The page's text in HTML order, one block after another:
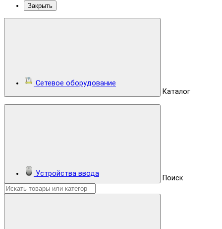
Закрыть
Каталог
Поиск
Сетевое оборудование
Устройства ввода